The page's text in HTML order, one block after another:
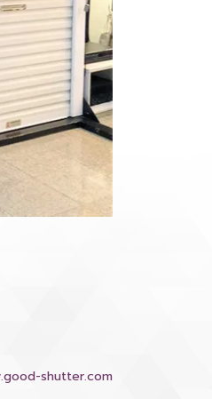
shutter.com